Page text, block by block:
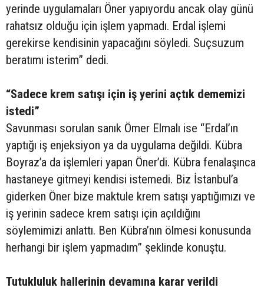
yerinde uygulamaları Öner yapıyordu ancak olay günü
rahatsız olduğu için işlem yapmadı. Erdal işlemi
gerekirse kendisinin yapacağını söyledi. Suçsuzum
beratımı isterim” dedi.
“Sadece krem satışı için iş yerini açtık dememizi
istedi”
Savunması sorulan sanık Ömer Elmalı ise “Erdal’ın
yaptığı iş enjeksiyon ya da uygulama değildi. Kübra
Boyraz’a da işlemleri yapan Öner’di. Kübra fenalaşınca
hastaneye gitmeyi kendisi istemedi. Biz İstanbul’a
giderken Öner bize maktule krem satışı yaptığımızı ve
iş yerinin sadece krem satışı için açıldığını
söylemimizi anlattı. Ben Kübra’nın ölmesi konusunda
herhangi bir işlem yapmadım” şeklinde konuştu.
Tutukluluk hallerinin devamına karar verildi